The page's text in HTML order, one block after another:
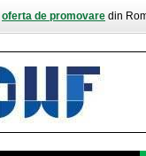
oferta de promovare din